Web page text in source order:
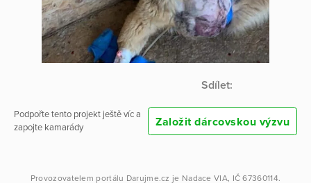
Sdílet:
Podpořte tento projekt ještě víc a
zapojte kamarády
Založit dárcovskou výzvu
Provozovatelem portálu Darujme.cz je Nadace VIA, IČ 67360114.